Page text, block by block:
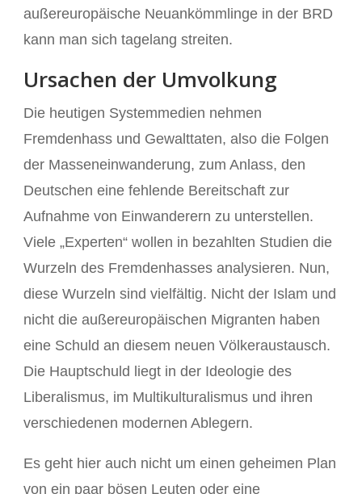
außereuropäische Neuankömmlinge in der BRD
kann man sich tagelang streiten.
Ursachen der Umvolkung
Die heutigen Systemmedien nehmen
Fremdenhass und Gewalttaten, also die Folgen
der Masseneinwanderung, zum Anlass, den
Deutschen eine fehlende Bereitschaft zur
Aufnahme von Einwanderern zu unterstellen.
Viele „Experten“ wollen in bezahlten Studien die
Wurzeln des Fremdenhasses analysieren. Nun,
diese Wurzeln sind vielfältig. Nicht der Islam und
nicht die außereuropäischen Migranten haben
eine Schuld an diesem neuen Völkeraustausch.
Die Hauptschuld liegt in der Ideologie des
Liberalismus, im Multikulturalismus und ihren
verschiedenen modernen Ablegern.
Es geht hier auch nicht um einen geheimen Plan
von ein paar bösen Leuten oder eine